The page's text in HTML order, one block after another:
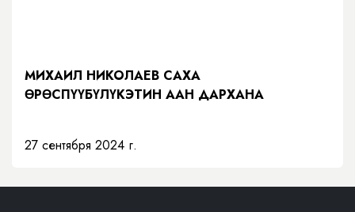
МИХАИЛ НИКОЛАЕВ САХА
ӨРӨСПҮҮБҮЛҮКЭТИН ААН ДАРХАНА
27 сентября 2024 г.